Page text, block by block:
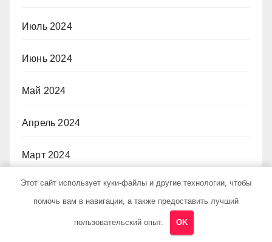
Июль 2024
Июнь 2024
Май 2024
Апрель 2024
Март 2024
Февраль 2024
Январь 2024
Этот сайт использует куки-файлы и другие технологии, чтобы
помочь вам в навигации, а также предоставить лучший
пользовательский опыт. OK